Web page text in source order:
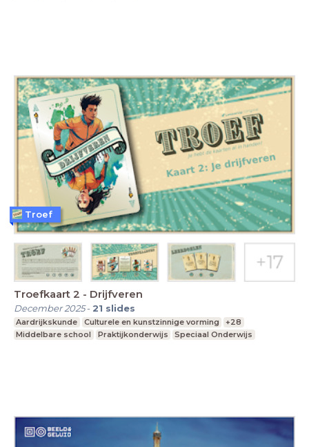
Troefkaart 2 - Drijfveren
December 2025- 21 slides
Aardrijkskunde Culturele en kunstzinnige vorming
+28
Middelbare school
Praktijkonderwijs Speciaal Onderwijs
Troef